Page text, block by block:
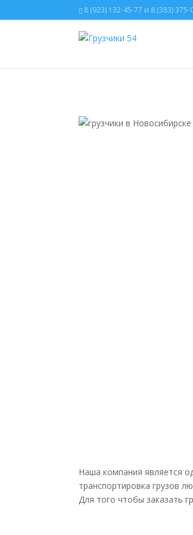
8 (923) 132-45-77 и 8 (383) 375-
Наша компания является
транспортировка грузов
Для того чтобы заказать